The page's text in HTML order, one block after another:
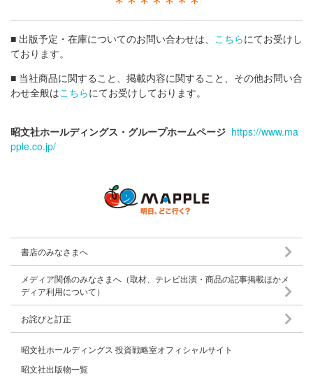
■ 出版予定・在庫についてのお問い合わせは、 こちらにてお受けし
ております。
■ 当社商品に関すること、掲載内容に関すること、その他お問い合
わせ全般はこちらにてお受けしております。
昭文社ホールディングス・グループホームページ https://www.ma
pple.co.jp/
書店のみなさまへ
メディア関係のみなさまへ（取材、テレビ出演・商品の記事掲載ほかメ
ディア利用について）
お詫びと訂正
昭文社ホールディングス 投資戦略室オフィシャルサイト
昭文社出版物一覧